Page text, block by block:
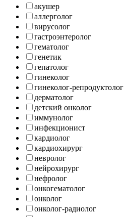
акушер
аллерголог
вирусолог
гастроэнтеролог
гематолог
генетик
гепатолог
гинеколог
гинеколог-репродуктолог
дерматолог
детский онколог
иммунолог
инфекционист
кардиолог
кардиохирург
невролог
нейрохирург
нефролог
онкогематолог
онколог
онколог-радиолог